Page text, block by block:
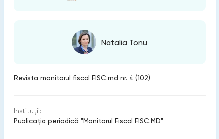
Natalia Tonu
Revista monitorul fiscal FISC.md nr. 4 (102)
Instituții:
Publicaţia periodică "Monitorul Fiscal FISC.MD"